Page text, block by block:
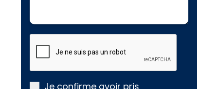
Je confirme avoir pris